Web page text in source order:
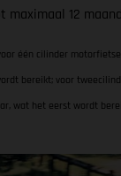
12
één cilinder
bereikt; voor
wat het eerst wordt